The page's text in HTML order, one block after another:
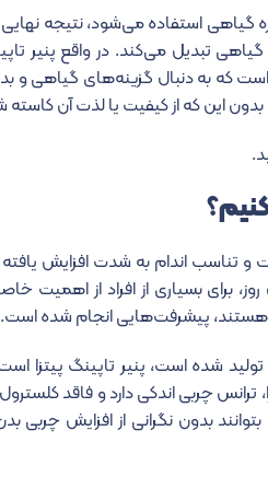
گیاهی استفاده می‌شود، نتیجه
و گیاهی تبدیل می‌کند. در واقع
است که به دنبال گزینه‌های گیاهی
این که از کیفیت یا لذت آن کاسته
و تناسب اندام به شدت افزایش
برای بسیاری از افراد از اهمیت
هستند، پیشرفت‌هایی انجام شده است.
شده است، پنیر تاپینگ پیتزا
ترانس چربی اندکی دارد و فاقد
بدون نگرانی از افزایش چربی